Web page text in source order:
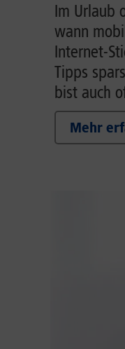
Im Urlaub
wann
Internet-
Tipps
bist auch
Mehr